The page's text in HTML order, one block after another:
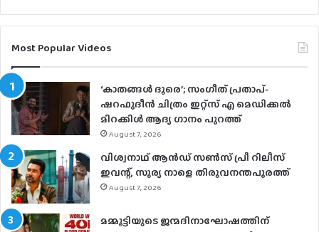
Most Popular Videos
‘കാതങ്ങൾ ദൂരെ’; സംഗീത് പ്രതാപ്-
ഷറഫുദീൻ ചിത്രം ഇറ്റ്സ് എ മെഡിക്കൽ
മിറക്കിൾ ആദ്യ ഗാനം പുറത്ത്
August 7, 2026
വിശ്വനാഥ് ആന്‍ഡ് സണ്‍സ് പ്രീ റിലീസ്
ഇവന്റ്, സൂര്യ നാളെ തിരുവനന്തപുരത്ത്
August 7, 2026
മമ്മൂട്ടിയുടെ ജന്മദിനാഘോഷത്തിന്